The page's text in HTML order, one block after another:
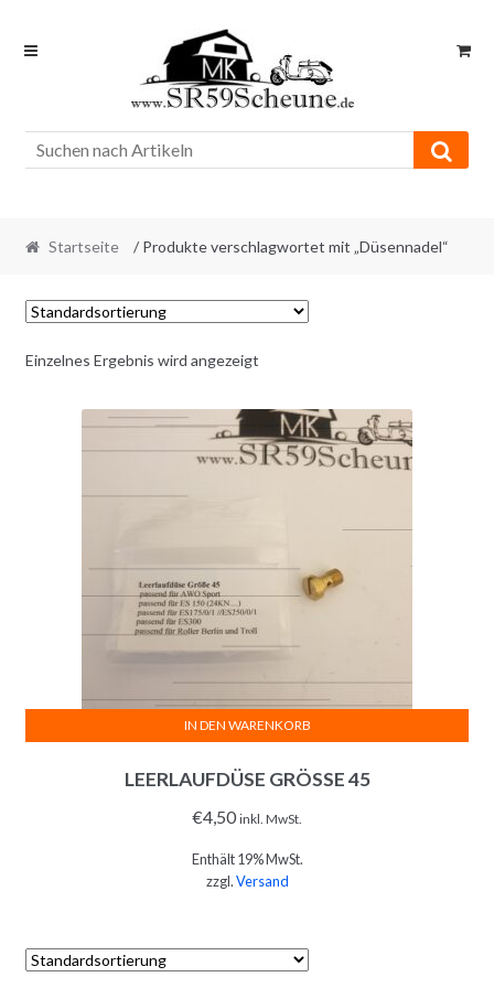
Skip
Skip
Startseite / Produkte verschlagwortet mit „Düsennadel“
Einzelnes Ergebnis wird angezeigt
LEERLAUFDÜSE GRÖSSE 45
€4,50 inkl. MwSt.
Enthält 19% MwSt.
zzgl.Versand
IN DEN WARENKORB